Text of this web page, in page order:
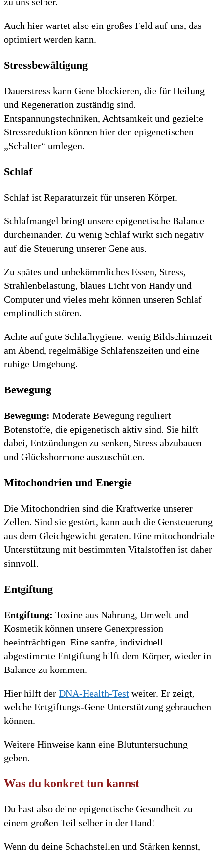
Auch hier wartet also ein großes Feld auf uns, das
optimiert werden kann.
Stressbewältigung
Dauerstress kann Gene blockieren, die für Heilung
und Regeneration zuständig sind.
Entspannungstechniken, Achtsamkeit und gezielte
Stressreduktion können hier den epigenetischen
„Schalter“ umlegen.
Schlaf
Schlaf ist Reparaturzeit für unseren Körper.
Schlafmangel bringt unsere epigenetische Balance
durcheinander. Zu wenig Schlaf wirkt sich negativ
auf die Steuerung unserer Gene aus.
Zu spätes und unbekömmliches Essen, Stress,
Strahlenbelastung, blaues Licht von Handy und
Computer und vieles mehr können unseren Schlaf
empfindlich stören.
Achte auf gute Schlafhygiene: wenig Bildschirmzeit
am Abend, regelmäßige Schlafenszeiten und eine
ruhige Umgebung.
Bewegung
Bewegung: Moderate Bewegung reguliert
Botenstoffe, die epigenetisch aktiv sind. Sie hilft
dabei, Entzündungen zu senken, Stress abzubauen
und Glückshormone auszuschütten.
Mitochondrien und Energie
Die Mitochondrien sind die Kraftwerke unserer
Zellen. Sind sie gestört, kann auch die Gensteuerung
aus dem Gleichgewicht geraten. Eine mitochondriale
Unterstützung mit bestimmten Vitalstoffen ist daher
sinnvoll.
Entgiftung
Entgiftung: Toxine aus Nahrung, Umwelt und
Kosmetik können unsere Genexpression
beeinträchtigen. Eine sanfte, individuell
abgestimmte Entgiftung hilft dem Körper, wieder in
Balance zu kommen.
Hier hilft der DNA-Health-Test weiter. Er zeigt,
welche Entgiftungs-Gene Unterstützung gebrauchen
können.
Weitere Hinweise kann eine Blutuntersuchung
geben.
Was du konkret tun kannst
Du hast also deine epigenetische Gesundheit zu
einem großen Teil selber in der Hand!
Wenn du deine Schachstellen und Stärken kennst,